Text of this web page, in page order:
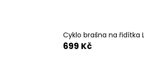
Cyklo brašna na řidítka
699 Kč